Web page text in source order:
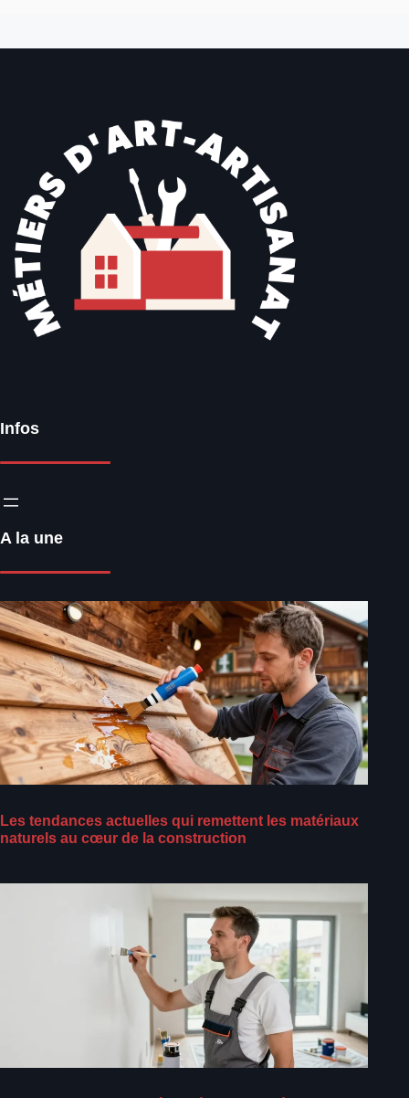
Infos
A la une
Les tendances actuelles qui remettent les matériaux
naturels au cœur de la construction